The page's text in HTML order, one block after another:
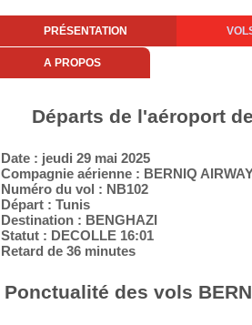
PRÉSENTATION
A PROPOS
Départs de l'aéroport
Date : jeudi 29 mai 2025
Compagnie aérienne : BERNIQ
Numéro du vol : NB102
Départ : Tunis
Destination : BENGHAZI
Statut : DECOLLE 16:01
Retard de 36 minutes
Ponctualité des vols